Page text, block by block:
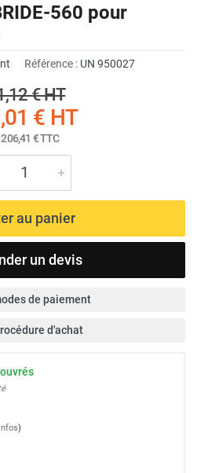
560 pour
Référence : UN 950027
€HT
€ HT
206,41 €TTC
au panier
un devis
de paiement
d'achat
)